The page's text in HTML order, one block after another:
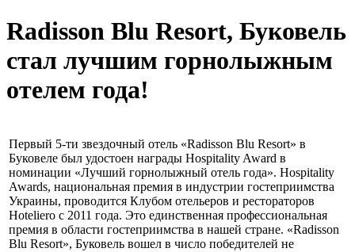
Radisson Blu Resort, Буковель
стал лучшим горнолыжным
отелем года!
Первый 5-ти звездочный отель «Radisson Blu Resort» в
Буковеле был удостоен награды Hospitality Award в
номинации «Лучший горнолыжный отель года». Hospitality
Awards, национальная премия в индустрии гостеприимства
Украины, проводится Клубом отельеров и рестораторов
Hoteliero c 2011 года. Это единственная профессиональная
премия в области гостеприимства в нашей стране. «Radisson
Blu Resort», Буковель вошел в число победителей не